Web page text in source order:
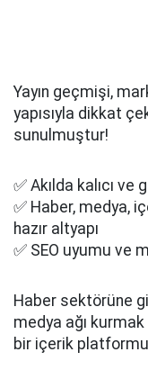
Yayın geçmişi,
yapısıyla dikkat
sunulmuştur!
✅ Akılda kalıcı ve
✅ Haber, medya,
hazır altyapı
✅ SEO uyumu ve
Haber sektörüne
medya ağı
bir içerik